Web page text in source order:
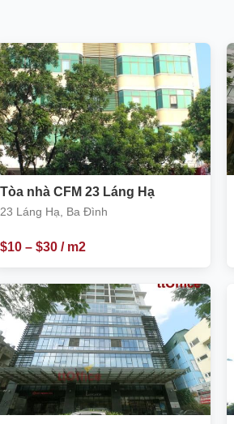
Tòa nhà CFM 23 Láng Hạ
23 Láng Hạ, Ba Đình
$10– $30/ m2